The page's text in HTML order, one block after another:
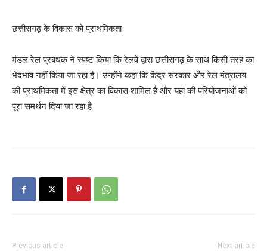
छत्तीसगढ़ के विकास को प्राथमिकता
मंडल रेल प्रबंधक ने स्पष्ट किया कि रेलवे द्वारा छत्तीसगढ़ के साथ किसी तरह का
भेदभाव नहीं किया जा रहा है। उन्होंने कहा कि केंद्र सरकार और रेल मंत्रालय
की प्राथमिकता में इस क्षेत्र का विकास शामिल है और यहां की परियोजनाओं को
पूरा समर्थन दिया जा रहा है
Previous article Next article